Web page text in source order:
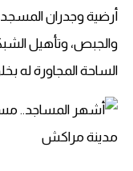
أرضية وجدران
والجبص، وتأهيل
الساحة المجاورة له